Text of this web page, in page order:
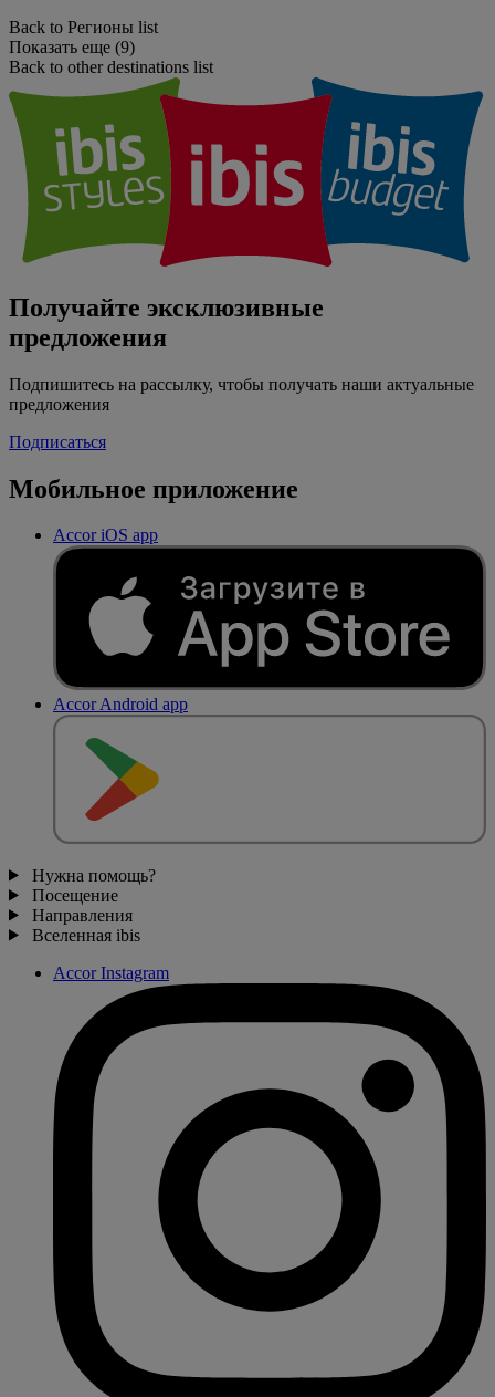
Back to Регионы list
Показать еще (9)
Back to other destinations list
Получайте эксклюзивные
предложения
Подпишитесь на рассылку, чтобы получать наши актуальные
предложения
Подписаться
Мобильное приложение
Accor iOS app
Accor Android app
Нужна помощь?
Посещение
Направления
Вселенная ibis
Accor Instagram